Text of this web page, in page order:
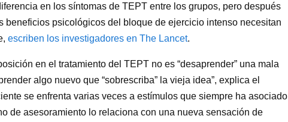
en los síntomas de TEPT entre los grupos, pero después
beneficios psicológicos del bloque de ejercicio intenso necesitan
escriben los investigadores en The Lancet.
en el tratamiento del TEPT no es “desaprender” una mala
algo nuevo que “sobrescriba” la vieja idea”, explica el
se enfrenta varias veces a estímulos que siempre ha asociado
de asesoramiento lo relaciona con una nueva sensación de